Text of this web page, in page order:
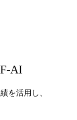
AI
を活用し、